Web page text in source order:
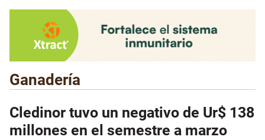
Ganadería
Cledinor tuvo un negativo de Ur$ 138
millones en el semestre a marzo